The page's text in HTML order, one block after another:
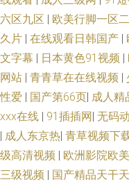
久午夜国产精品 91视频国产
Av在线资源站 深爱五月天激
片 狠狠色一区二区 91传媒视
源 91国内视频在线播放 五月
六区九区 | 欧美行脚一区
久片 | 在线观看日韩国产 |
文字幕 | 日本黄色91视频 |
网站 | 青青草在在线视频 |
性爱 | 国产第66页| 成人精
xxx在线 | 91插插网| 无码
| 成人东京热| 青草视频下
级高清视频 | 欧洲影院欧美
三级视频 | 国产精品天干天